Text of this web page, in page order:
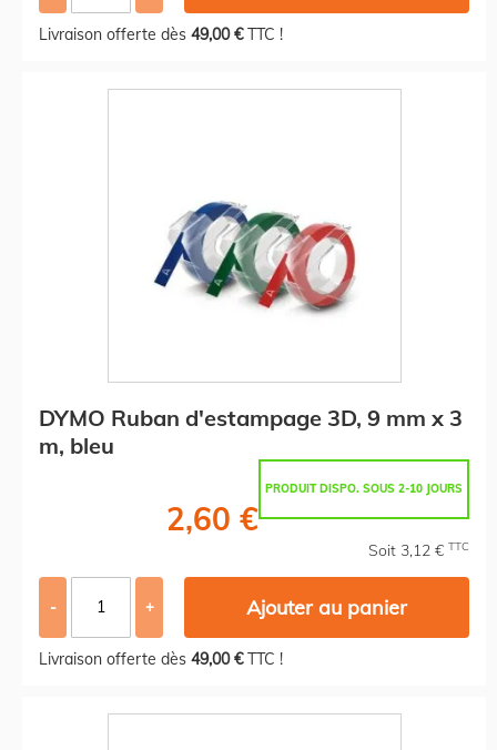
Livraison offerte dès 49,00 €TTC !
DYMO Ruban d'estampage 3D, 9 mm x 3
m, bleu
PRODUIT DISPO. SOUS 2-10 JOURS
2,60 €
Soit 3,12 € TTC
- + Ajouter au panier
Livraison offerte dès 49,00 €TTC !